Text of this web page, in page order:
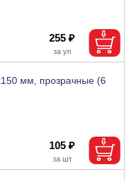
255 ₽
мм, прозрачные (6
105 ₽